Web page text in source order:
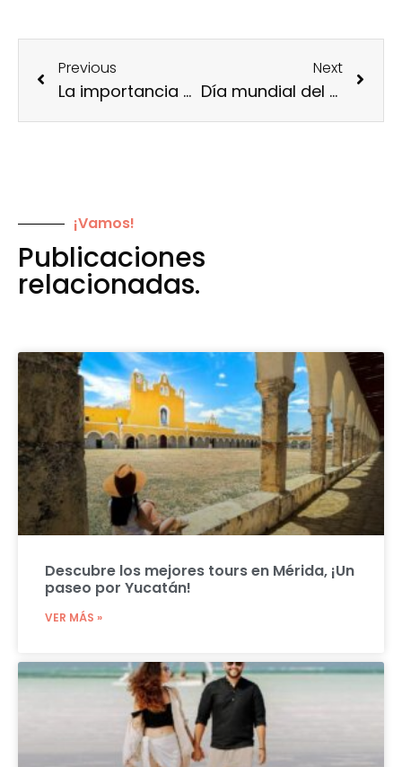
Previous
La importancia del Día de la Tierra
Next
Día mundial del turismo; lo que todo espíritu viajero debe saber
¡Vamos!
Publicaciones
relacionadas.
Descubre los mejores tours en Mérida, ¡Un
paseo por Yucatán!
VER MÁS »